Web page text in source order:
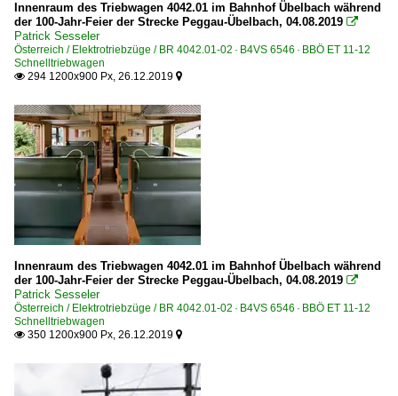
Innenraum des Triebwagen 4042.01 im Bahnhof Übelbach während
der 100-Jahr-Feier der Strecke Peggau-Übelbach, 04.08.2019 
Patrick Sesseler
Österreich / Elektrotriebzüge / BR 4042.01-02 · B4VS 6546 · BBÖ ET 11-12
Schnelltriebwagen
 294 1200x900 Px, 26.12.2019 
Innenraum des Triebwagen 4042.01 im Bahnhof Übelbach während
der 100-Jahr-Feier der Strecke Peggau-Übelbach, 04.08.2019 
Patrick Sesseler
Österreich / Elektrotriebzüge / BR 4042.01-02 · B4VS 6546 · BBÖ ET 11-12
Schnelltriebwagen
 350 1200x900 Px, 26.12.2019 